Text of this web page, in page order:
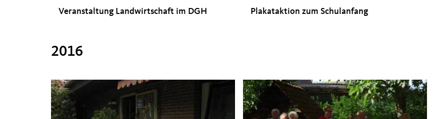
Veranstaltung Landwirtschaft im DGH Plakataktion zum Schulanfang
2016